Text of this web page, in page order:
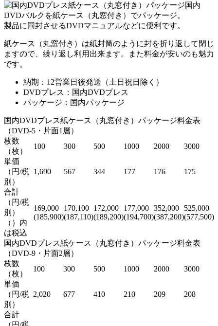
国内
DVDバルクを紙ケース（丸窓付き）でパッケージ。
製品に同封させるDVDマニュアルなどに便利です。
紙ケース（丸窓付き）は紙封筒のように封を折り返して閉じ
ますので、繰り返し利用出来ます。また料金が安いのも魅力
です。
納期：12営業日後発送（土日祝日除く）
DVDプレス：国内DVDプレス
パッケージ：国内パッケージ
国内DVDプレス紙ケース（丸窓付き）パッケージ料金表
（DVD-5・片面1層）
枚数
（枚）
100 300 500 1000 2000
3000
単価
（円/税
別）
1,690 567 344 177 176 175
合計
（円/税
別）
（）内
は税込
169,000
(185,900)
170,100
(187,110)
172,000
(189,200)
177,000
(194,700)
352,000
(387,200)
525,000
(577,500)
国内DVDプレス紙ケース（丸窓付き）パッケージ料金表
（DVD-9・片面2層）
枚数
（枚）
100 300 500 1000 2000
3000
単価
（円/税
別）
2,020 677 410 210 209 208
合計